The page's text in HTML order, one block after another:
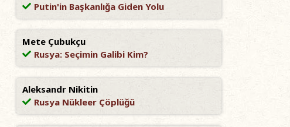
Putin'in Başkanlığa Giden Yolu
Mete Çubukçu
Rusya: Seçimin Galibi Kim?
Aleksandr Nikitin
Rusya Nükleer Çöplüğü